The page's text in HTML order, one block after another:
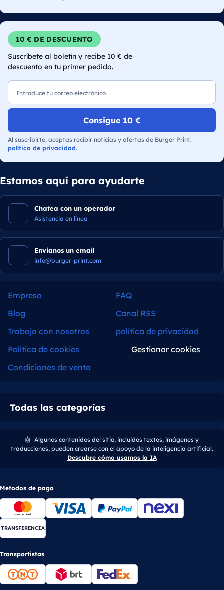
10 € DE DESCUENTO
Suscríbete al boletín y recibe 10 € de
descuento en tu primer pedido.
Consigue 10 €
Al suscribirte, aceptas recibir noticias y ofertas de Burger Print.
política de privacidad.
Estamos aquí para ayudarte
Chatea con un operador
Asistencia en línea
Envianos un email
info@burger-print.com
Empresa
FAQ
Blog
Canal RSS
Trabaja con nosotros
política de privacidad
Política de cookies
Gestionar cookies
Condiciones de venta
Todas las categorías
🤖 Algunos contenidos del sitio, incluidos textos, imágenes y
traducciones, pueden crearse con el apoyo de la inteligencia artificial.
Descubre cómo usamos la IA
Metodos de pago
TRANSFERENCIA
Transportistas